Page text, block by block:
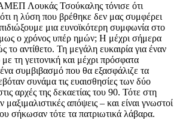
Λουκάς Τσούκαλης τόνισε ότι
ότι η λύση που βρέθηκε δεν μας συμφέρει
μια ευνοϊκότερη συμφωνία στο
ο χρόνος υπέρ ημών; Η μέχρι σήμερα
το αντίθετο. Τη μεγάλη ευκαιρία για έναν
τη γειτονική και μέχρι πρόσφατα
συμβιβασμό που θα εξασφάλιζε τα
συνάμα τις ευαισθησίες των δύο
αρχές της δεκαετίας του 90. Τότε στη
απόψεις – και είναι γνωστοί
σήκωσαν τότε τα πατριωτικά λάβαρα.